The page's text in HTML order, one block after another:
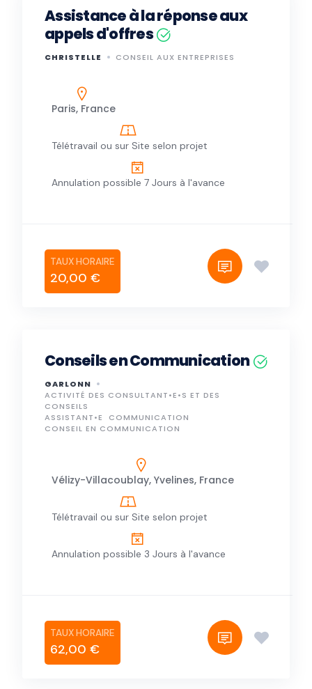
Assistance à la réponse aux
appels d'offres
CHRISTELLE CONSEIL AUX ENTREPRISES
Paris, France
Télétravail ou sur Site selon projet
Annulation possible 7 Jours à l'avance
20,00 €
Conseils en Communication
GARLONN
ACTIVITÉ DES CONSULTANT•E•S ET DES
CONSEILS
ASSISTANT•E
COMMUNICATION
CONSEIL EN COMMUNICATION
Vélizy-Villacoublay, Yvelines, France
Télétravail ou sur Site selon projet
Annulation possible 3 Jours à l'avance
62,00 €